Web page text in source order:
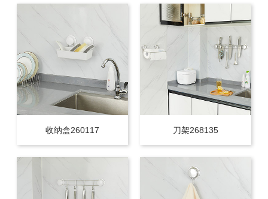
收纳盒260117 刀架268135